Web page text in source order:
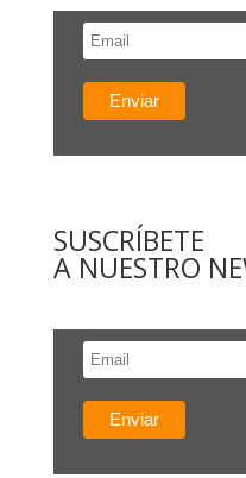
SUSCRÍBETE
A NUESTRO